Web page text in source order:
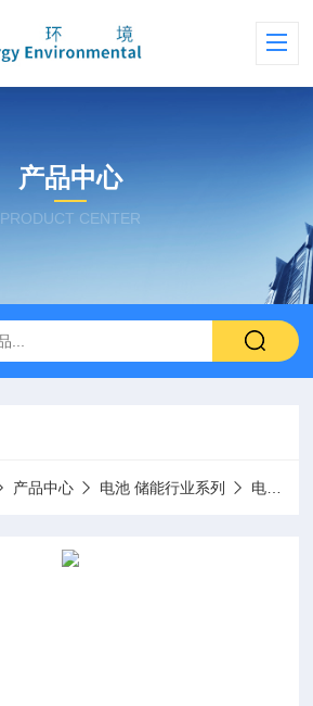
产品中心
PRODUCT CENTER
产品中心 电池 储能行业系列 电池试验机